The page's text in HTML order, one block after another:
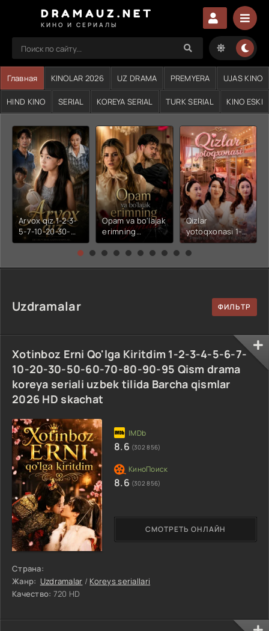
DRAMAUZ.NET
КИНО И СЕРИАЛЫ
Главная KINOLAR 2026 UZ DRAMA PREMYERA UJAS KINO
HIND KINO SERIAL KOREYA SERIAL TURK SERIAL KINO ESKI
Arvox qiz 1-2-3-
5-7-10-20-30-
50-60-70-80-
Opam va bo'lajak
erimning
xiyonati 1-2-3-4-
5-6-7-10-20-30-
Qizlar
yotoqxonasi 1-2-
3-4-5-6-7-10-20-
30-50-60-70-80-
tilida Barcha
qismlar 2026 HD
skachat
Uzdramalar
Xotinboz Erni Qo'lga Kiritdim 1-2-3-4-5-6-7-
10-20-30-50-60-70-80-90-95 Qism drama
koreya seriali uzbek tilida Barcha qismlar
2026 HD skachat
Страна:
Жанр: Uzdramalar / Koreys seriallari
Качество: 720 HD
СМОТРЕТЬ ОНЛАЙН
8.6 (302 856)
8.6 (302 856)